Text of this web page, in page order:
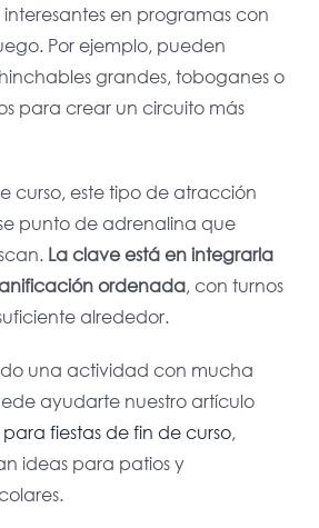
en programas con
Por ejemplo, pueden
grandes, toboganes o
para crear un circuito más
curso, este tipo de atracción
punto de adrenalina que
La clave está en integrarla
ordenada, con turnos
alrededor.
una actividad con mucha
ayudarte nuestro artículo
fiestas de fin de curso,
ideas para patios y